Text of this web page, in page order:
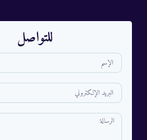
للتواصل